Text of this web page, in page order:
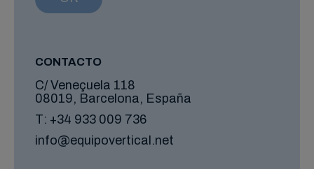
CONTACTO
C/ Veneçuela 118
08019, Barcelona, España
T: +34 933 009 736
info@equipovertical.net